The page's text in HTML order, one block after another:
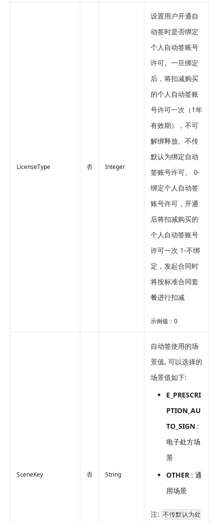
LicenseType 否 Integer
设置用户开通自
动签时是否绑定
个人自动签账号
许可。一旦绑定
后，将扣减购买
的个人自动签账
号许可一次（1年
有效期），不可
解绑释放。不传
默认为绑定自动
签账号许可。 0-
绑定个人自动签
账号许可，开通
后将扣减购买的
个人自动签账号
许可一次 1-不绑
定，发起合同时
将按标准合同套
餐进行扣减
示例值：0
SceneKey 否 String
自动签使用的场
景值, 可以选择的
场景值如下:
E_PRESCRI
PTION_AU
TO_SIGN :
电子处方场
景
OTHER : 通
用场景
注: 不传默认为处